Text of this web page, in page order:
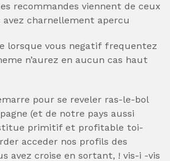
recommandes viennent de ceux
charnellement apercu
lorsque vous negatif frequentez
n’aurez en aucun cas haut
pour se reveler ras-le-bol
(et de notre pays aussi
primitif et profitable toi-
acceder nos profils des
avez croise en sortant, ! vis-i -vis